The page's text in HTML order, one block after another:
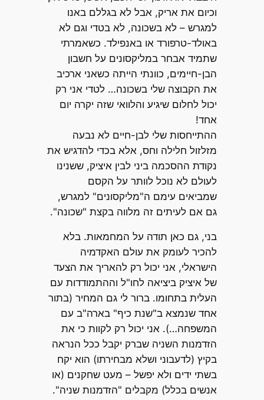
וכיום את אריק, אבל לא בגללם באנו
למגרש – לא בשכונה, לא בטדי וגם לא
באולד-טרפורד או באנפילד. כשאמרתי
שתמיד אבחר במליקסונים על חשבון
הבן-חיימים, כוונתי הייתה כשאני ארכיב
את הקבוצה שלי בשכונה… לטדי אני רק
יכול לחלום שיגיע והלוואי שזה יקרה יום
אחד!
ההתייחסות שלי לבן-חיים לא נבעה
מזלזול חלילה וחס, אלא בכדי להדגיש את
נקודת ההסכמה ביני לבין איציק, ששנינו
לעולם לא נוכל לוותר על הקסם
שמביאים עימם ה"מליקסונים" למגרש,
גם אם לעיתים זה מלווה בקצת "שכונה".
בני, גם כאן תודה על המחמאות. בלא
להכיר לעומק את עולם האקדמיה
הישראלי, אני יכול רק להאריך את הצעד
של איציק ביציאה לחו"ל וההתמודדות עם
העלית בתחומו. ברור לי גם המחיר (בתור
אחד שנמצא ב"שנת כיף" בארה"ב עם
המשפחה…). אני יכול רק לקוות כי את
הזדמנות השניה שברק יקבל ככל הנראה
בקיץ (לדעבוני ושלא מבחירתו) הוא יקח
בשתי ידים ולא יפשל – מעט שחקנים (או
אנשים בכלל) מקבלים "הזדמנות שניה".